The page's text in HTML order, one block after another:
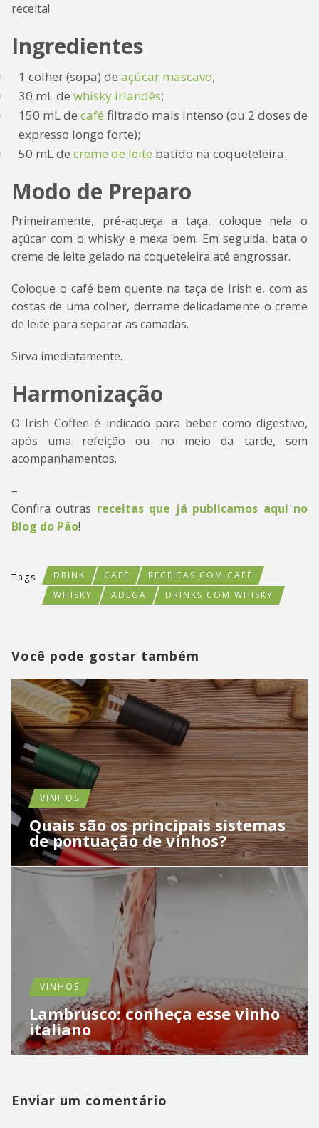
receita!
Ingredientes
1 colher (sopa) de açúcar mascavo;
30 mL de whisky irlandês;
150 mL de café filtrado mais intenso (ou 2 doses de
expresso longo forte);
50 mL de creme de leite batido na coqueteleira.
Modo de Preparo
Primeiramente, pré-aqueça a taça, coloque nela o
açúcar com o whisky e mexa bem. Em seguida, bata o
creme de leite gelado na coqueteleira até engrossar.
Coloque o café bem quente na taça de Irish e, com as
costas de uma colher, derrame delicadamente o creme
de leite para separar as camadas.
Sirva imediatamente.
Harmonização
O Irish Coffee é indicado para beber como digestivo,
após uma refeição ou no meio da tarde, sem
acompanhamentos.
–
Confira outras receitas que já publicamos aqui no
Blog do Pão!
Tags DRINK CAFÉ
RECEITAS COM CAFÉ
WHISKY
ADEGA DRINKS COM WHISKY
Você pode gostar também
VINHOS
Quais são os principais sistemas
de pontuação de vinhos?
VINHOS
Lambrusco: conheça esse vinho
italiano
Enviar um comentário